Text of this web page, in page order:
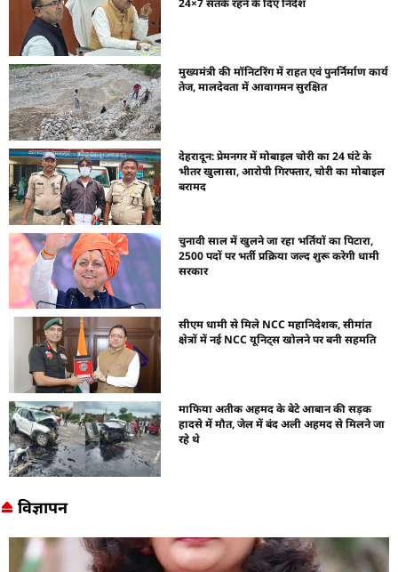
मुख्यमंत्री की मॉनिटरिंग में राहत एवं पुनर्निर्माण कार्य
तेज, मालदेवता में आवागमन सुरक्षित
देहरादून: प्रेमनगर में मोबाइल चोरी का 24 घंटे के
भीतर खुलासा, आरोपी गिरफ्तार, चोरी का मोबाइल
बरामद
चुनावी साल में खुलने जा रहा भर्तियों का पिटारा,
2500 पदों पर भर्ती प्रक्रिया जल्द शुरू करेगी धामी
सरकार
सीएम धामी से मिले NCC महानिदेशक, सीमांत
क्षेत्रों में नई NCC यूनिट्स खोलने पर बनी सहमति
माफिया अतीक अहमद के बेटे आबान की सड़क
हादसे में मौत, जेल में बंद अली अहमद से मिलने जा
रहे थे
विज्ञापन